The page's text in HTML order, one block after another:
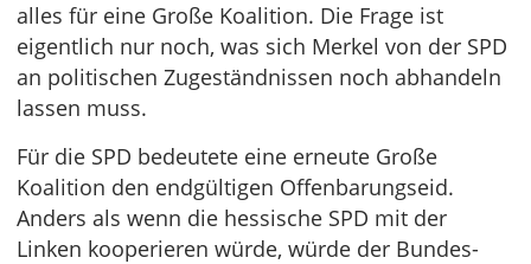
alles für eine Große Koalition. Die Frage ist
eigentlich nur noch, was sich Merkel von der SPD
an politischen Zugeständnissen noch abhandeln
lassen muss.
Für die SPD bedeutete eine erneute Große
Koalition den endgültigen Offenbarungseid.
Anders als wenn die hessische SPD mit der
Linken kooperieren würde, würde der Bundes-